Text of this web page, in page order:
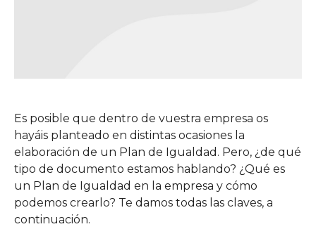
Es posible que dentro de vuestra empresa os
hayáis planteado en distintas ocasiones la
elaboración de un Plan de Igualdad. Pero, ¿de qué
tipo de documento estamos hablando? ¿Qué es
un Plan de Igualdad en la empresa y cómo
podemos crearlo? Te damos todas las claves, a
continuación.